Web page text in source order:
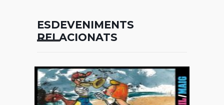
ESDEVENIMENTS
RELACIONATS